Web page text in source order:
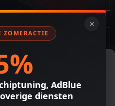
gebruiken we technologieën zoals
te slaan en/of te openen. Door
kunnen we gegevens
ID's op deze site. Als je geen
×
ZOMERACTIE
AdBlue
diensten